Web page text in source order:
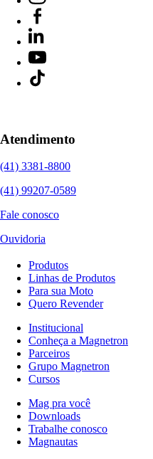
Atendimento
(41) 3381-8800
(41) 99207-0589
Fale conosco
Ouvidoria
Produtos
Linhas de Produtos
Para sua Moto
Quero Revender
Institucional
Conheça a Magnetron
Parceiros
Grupo Magnetron
Cursos
Mag pra você
Downloads
Trabalhe conosco
Magnautas